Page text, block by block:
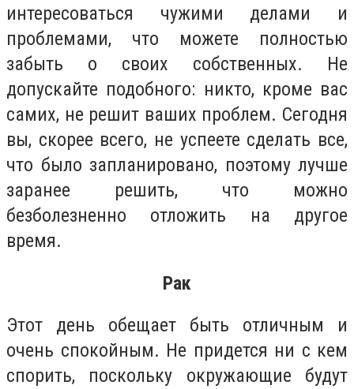
интересоваться чужими делами и
проблемами, что можете полностью
забыть о своих собственных. Не
допускайте подобного: никто, кроме вас
самих, не решит ваших проблем. Сегодня
вы, скорее всего, не успеете сделать все,
что было запланировано, поэтому лучше
заранее решить, что можно
безболезненно отложить на другое
время.
Рак
Этот день обещает быть отличным и
очень спокойным. Не придется ни с кем
спорить, поскольку окружающие будут